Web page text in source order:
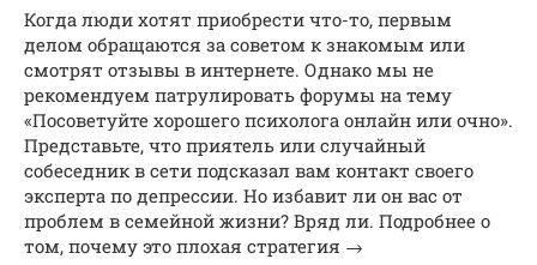
Когда люди хотят приобрести что-то, первым
делом обращаются за советом к знакомым или
смотрят отзывы в интернете. Однако мы не
рекомендуем патрулировать форумы на тему
«Посоветуйте хорошего психолога онлайн или очно».
Представьте, что приятель или случайный
собеседник в сети подсказал вам контакт своего
эксперта по депрессии. Но избавит ли он вас от
проблем в семейной жизни? Вряд ли. Подробнее о
том, почему это плохая стратегия →